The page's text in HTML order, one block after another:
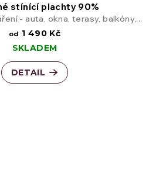
stínící plachty 90%
- auta, okna, terasy, balkóny,...
od 1 490 Kč
SKLADEM
DETAIL